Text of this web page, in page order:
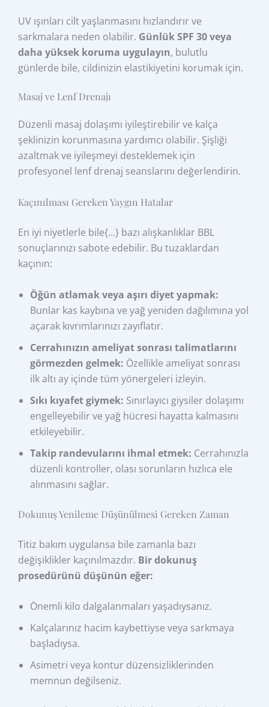
UV ışınları cilt yaşlanmasını hızlandırır ve
sarkmalara neden olabilir. Günlük SPF 30 veya
daha yüksek koruma uygulayın, bulutlu
günlerde bile, cildinizin elastikiyetini korumak için.
Masaj ve Lenf Drenajı
Düzenli masaj dolaşımı iyileştirebilir ve kalça
şeklinizin korunmasına yardımcı olabilir. Şişliği
azaltmak ve iyileşmeyi desteklemek için
profesyonel lenf drenaj seanslarını değerlendirin.
Kaçınılması Gereken Yaygın Hatalar
En iyi niyetlerle bile{...} bazı alışkanlıklar BBL
sonuçlarınızı sabote edebilir. Bu tuzaklardan
kaçının:
Öğün atlamak veya aşırı diyet yapmak:
Bunlar kas kaybına ve yağ yeniden dağılımına yol
açarak kıvrımlarınızı zayıflatır.
Cerrahınızın ameliyat sonrası talimatlarını
görmezden gelmek: Özellikle ameliyat sonrası
ilk altı ay içinde tüm yönergeleri izleyin.
Sıkı kıyafet giymek: Sınırlayıcı giysiler dolaşımı
engelleyebilir ve yağ hücresi hayatta kalmasını
etkileyebilir.
Takip randevularını ihmal etmek: Cerrahınızla
düzenli kontroller, olası sorunların hızlıca ele
alınmasını sağlar.
Dokunuş Yenileme Düşünülmesi Gereken Zaman
Titiz bakım uygulansa bile zamanla bazı
değişiklikler kaçınılmazdır. Bir dokunuş
prosedürünü düşünün eğer:
Önemli kilo dalgalanmaları yaşadıysanız.
Kalçalarınız hacim kaybettiyse veya sarkmaya
başladıysa.
Asimetri veya kontur düzensizliklerinden
memnun değilseniz.